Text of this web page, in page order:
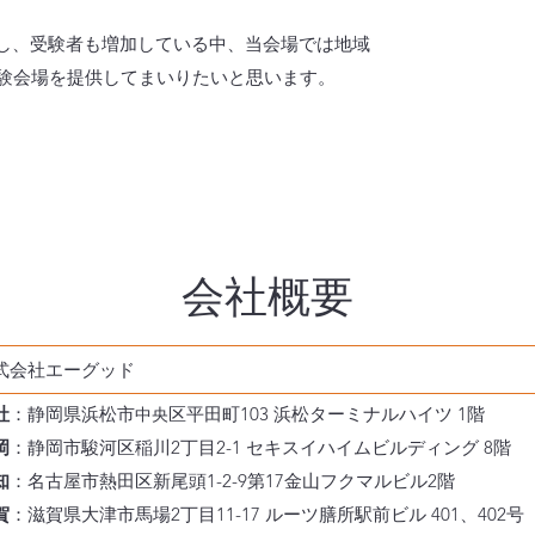
受験者も増加している中、当会場では地域
場を提供してまいりたいと思います。
会社概要
会社エーグッド
：静岡県浜松市中央区平田町103 浜松ターミナルハイツ 1階
：静岡市駿河区稲川2丁目2-1 セキスイハイムビルディング 8階
：名古屋市熱田区新尾頭1-2-9第17金山フクマルビル2階
：滋賀県大津市馬場2丁目11-17 ルーツ膳所駅前ビル 401、402号